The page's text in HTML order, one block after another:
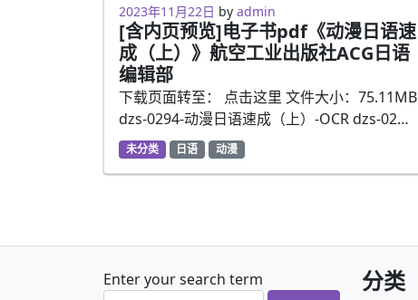
2023年5月2日
2023年11月22日 by admin
[含内页预览]电子书pdf《动漫日语速
成（上）》航空工业出版社ACG日语
编辑部
下载页面转至： 点击这里 文件大小：75.11MB
dzs-0294-动漫日语速成（上）-OCR dzs-02…
未分类 日语 动漫
Enter your search term 分类